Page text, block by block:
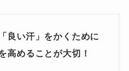
良い汗」をかくために
高めることが大切！